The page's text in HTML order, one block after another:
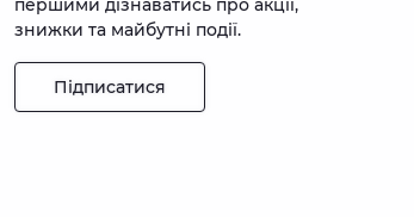
першими дізнаватись про акції,
знижки та майбутні події.
Підписатися